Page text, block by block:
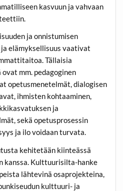
kasvuun ja vahvaan
ja onnistumisen
elämyksellisuus vaativat
Tällaisia
mm. pedagoginen
opetusmenetelmät, dialogisen
ihmisten kohtaaminen,
ja
sekä opetusprosessin
ja ilo voidaan turvata.
kehitetään kiinteässä
kanssa. Kulttuurisilta-hanke
lähtevinä osaprojekteina,
kulttuuri- ja